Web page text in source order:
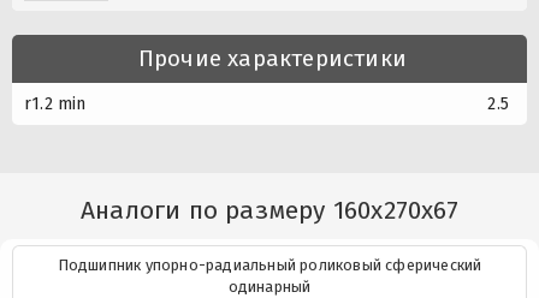
Прочие характеристики
r1.2 min 2.5
Аналоги по размеру 160x270x67
Подшипник упорно-радиальный роликовый сферический
одинарный